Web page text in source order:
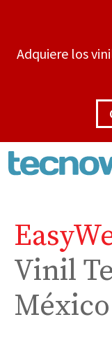
contenido
Adquiere los
Vinil
México